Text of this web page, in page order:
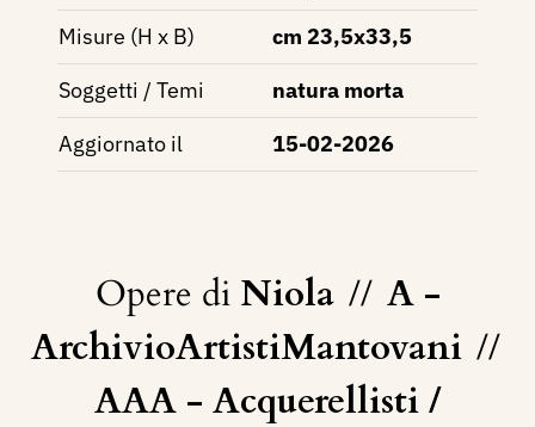
Misure (H x B)
cm 23,5x33,5
Soggetti / Temi
natura morta
Aggiornato il
15-02-2026
Opere di Niola // A -
ArchivioArtistiMantovani //
AAA - Acquerellisti /